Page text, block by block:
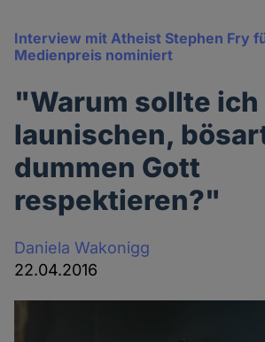
Interview mit Atheist Stephen Fry
Medienpreis nominiert
"Warum sollte ich
launischen,
dummen Gott
respektieren?"
Daniela Wakonigg
22.04.2016